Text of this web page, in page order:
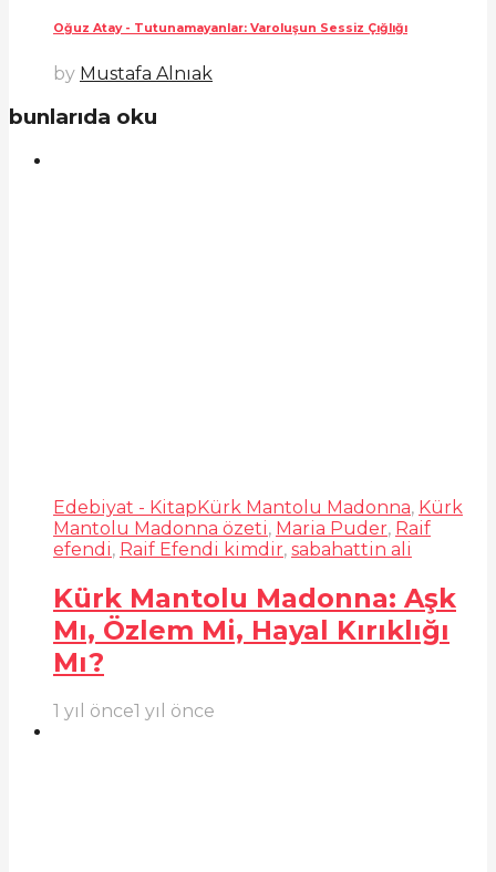
Oğuz Atay - Tutunamayanlar: Varoluşun Sessiz Çığlığı
by Mustafa Alnıak
bunlarıda oku
Edebiyat - KitapKürk Mantolu Madonna, Kürk
Mantolu Madonna özeti, Maria Puder, Raif
efendi, Raif Efendi kimdir, sabahattin ali
Kürk Mantolu Madonna: Aşk
Mı, Özlem Mi, Hayal Kırıklığı
Mı?
1 yıl önce1 yıl önce